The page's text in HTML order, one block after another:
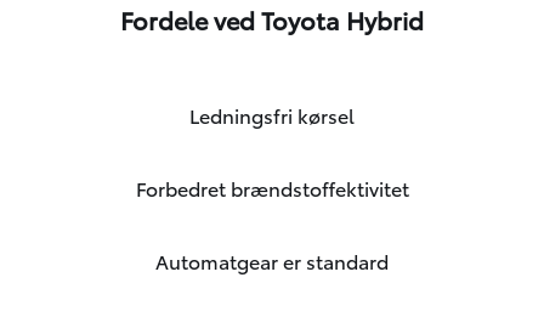
Fordele ved Toyota Hybrid
Ledningsfri kørsel
Forbedret brændstoffektivitet
Automatgear er standard